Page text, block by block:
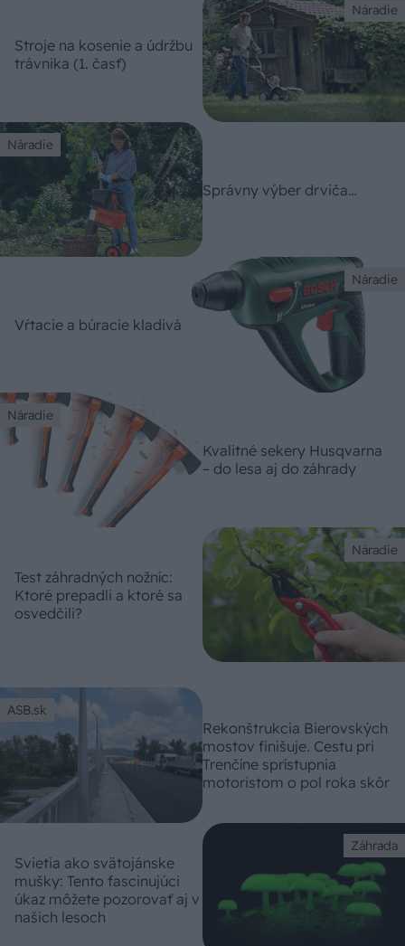
Náradie
Stroje na kosenie a údržbu
trávnika (1. časť)
Náradie
Správny výber drviča…
Náradie
Vŕtacie a búracie kladivá
Náradie
Kvalitné sekery Husqvarna
– do lesa aj do záhrady
Náradie
Test záhradných nožníc:
Ktoré prepadli a ktoré sa
osvedčili?
ASB.sk
Rekonštrukcia Bierovských
mostov finišuje. Cestu pri
Trenčíne sprístupnia
motoristom o pol roka skôr
Záhrada
Svietia ako svätojánske
mušky: Tento fascinujúci
úkaz môžete pozorovať aj v
našich lesoch